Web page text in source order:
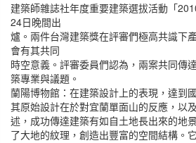
建築師雜誌社年度重要建築選拔活動「
24日晚間出
爐。兩件台灣建築獎在評審們極高共識下
會有其共同
時空意義。評審委員們認為，兩案共同傳
築專業與議題。
蘭陽博物館：在建築設計上的表現，達到
其原始設計在於對宜蘭單面山的反應，以
述，成功傳達建築有如自土地長出來的地
了大地的紋理，創造出豐富的空間結構。